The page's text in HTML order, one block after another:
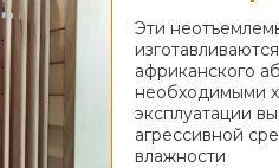
Эти
африканского
необходимыми
эксплуатации
агрессивной
влажности